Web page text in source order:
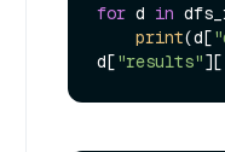
for d in
print(d[
d["results"